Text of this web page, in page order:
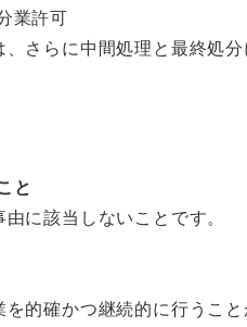
業許可
さらに中間処理と最終処分
と
に該当しないことです。
的確かつ継続的に行うこと